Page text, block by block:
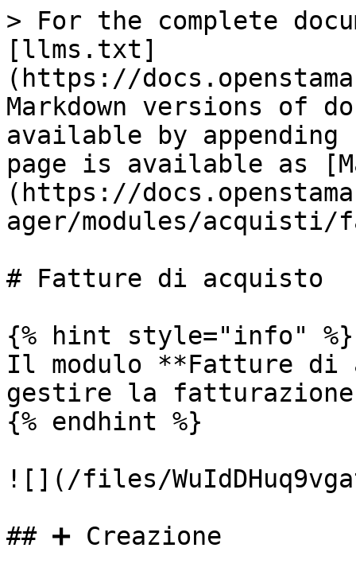
> For the complete
[llms.txt]
(https://
Markdown versions of
available by
page is available as
(https://
ager/modules/
# Fatture di acquisto
{% hint style="info" %}
Il modulo **Fatture di
gestire la
{% endhint %}
![](/files/
## ➕ Creazione